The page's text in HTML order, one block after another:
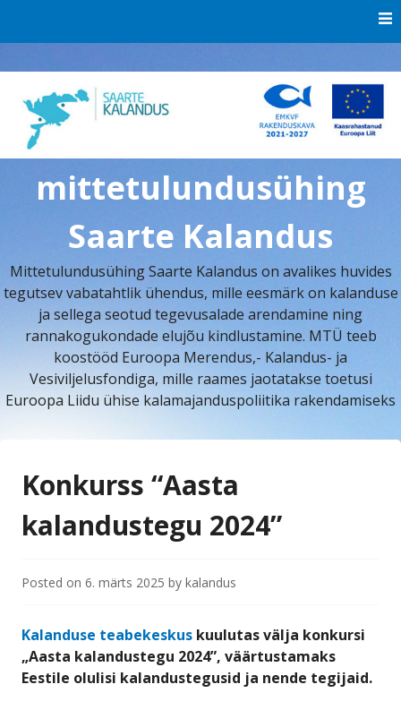
mittetulundusühing
Saarte Kalandus
Mittetulundusühing Saarte Kalandus on avalikes huvides
tegutsev vabatahtlik ühendus, mille eesmärk on kalanduse
ja sellega seotud tegevusalade arendamine ning
rannakogukondade elujõu kindlustamine. MTÜ teeb
koostööd Euroopa Merendus,- Kalandus- ja
Vesiviljelusfondiga, mille raames jaotatakse toetusi
Euroopa Liidu ühise kalamajanduspoliitika rakendamiseks
Konkurss “Aasta
kalandustegu 2024”
Posted on 6. märts 2025 by kalandus
Kalanduse teabekeskus kuulutas välja konkursi
„Aasta kalandustegu 2024”, väärtustamaks
Eestile olulisi kalandustegusid ja nende tegijaid.